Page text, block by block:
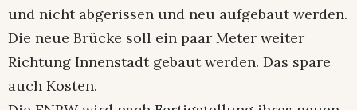
und nicht abgerissen und neu aufgebaut werden.
Die neue Brücke soll ein paar Meter weiter
Richtung Innenstadt gebaut werden. Das spare
auch Kosten.